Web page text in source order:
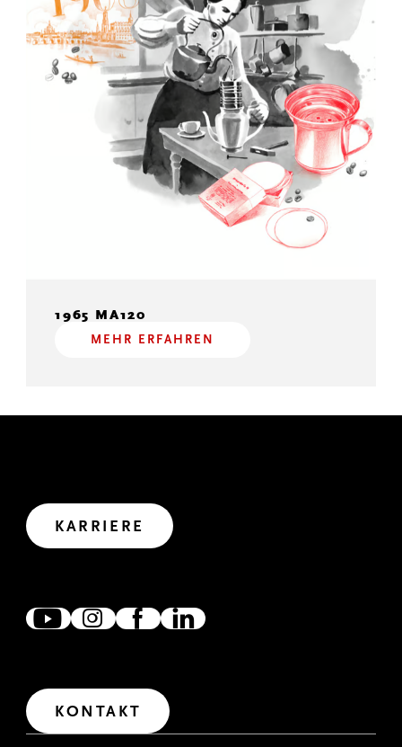
1965 MA120
MEHR ERFAHREN
KARRIERE
KONTAKT